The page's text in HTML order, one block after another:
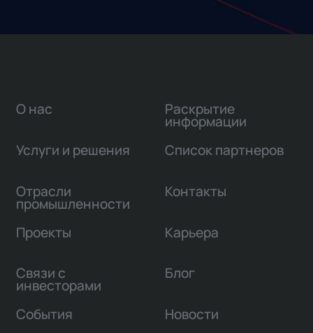
О нас
Услуги и решения
Отрасли
промышленности
Проекты
Связи с
инвесторами
Раскрытие
информации
Список партнеров
Контакты
Карьера
Блог
События Новости